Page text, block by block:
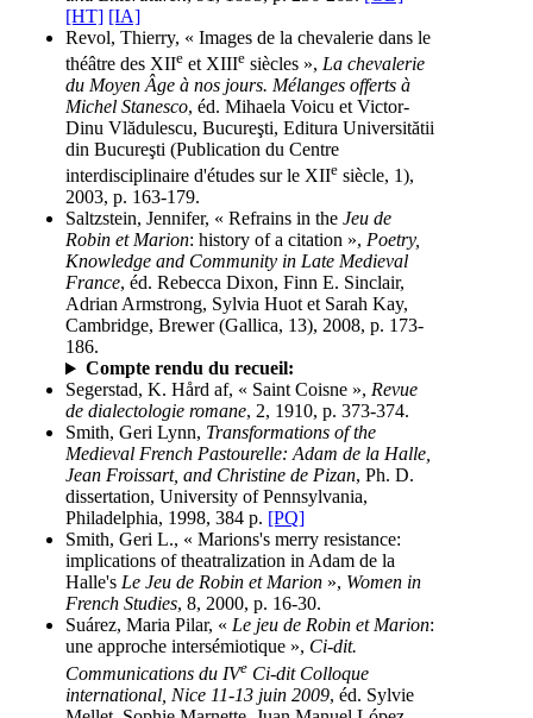
[HT] [IA]
Revol, Thierry, « Images de la chevalerie dans le
théâtre des XIIe et XIIIe siècles », La chevalerie
du Moyen Âge à nos jours. Mélanges offerts à
Michel Stanesco, éd. Mihaela Voicu et Victor-
Dinu Vlădulescu, Bucureşti, Editura Universitătii
din Bucureşti (Publication du Centre
interdisciplinaire d'études sur le XIIe siècle, 1),
2003, p. 163-179.
Saltzstein, Jennifer, « Refrains in the Jeu de
Robin et Marion: history of a citation », Poetry,
Knowledge and Community in Late Medieval
France, éd. Rebecca Dixon, Finn E. Sinclair,
Adrian Armstrong, Sylvia Huot et Sarah Kay,
Cambridge, Brewer (Gallica, 13), 2008, p. 173-
186.
Compte rendu du recueil:
Segerstad, K. Hård af, « Saint Coisne », Revue
de dialectologie romane, 2, 1910, p. 373-374.
Smith, Geri Lynn, Transformations of the
Medieval French Pastourelle: Adam de la Halle,
Jean Froissart, and Christine de Pizan, Ph. D.
dissertation, University of Pennsylvania,
Philadelphia, 1998, 384 p. [PQ]
Smith, Geri L., « Marions's merry resistance:
implications of theatralization in Adam de la
Halle's Le Jeu de Robin et Marion », Women in
French Studies, 8, 2000, p. 16-30.
Suárez, Maria Pilar, « Le jeu de Robin et Marion:
une approche intersémiotique », Ci-dit.
Communications du IVe Ci-dit Colloque
international, Nice 11-13 juin 2009, éd. Sylvie